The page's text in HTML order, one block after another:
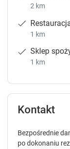
2 km
1 km
Sklep
1 km
Kontakt
Bezpośrednie
po dokonaniu